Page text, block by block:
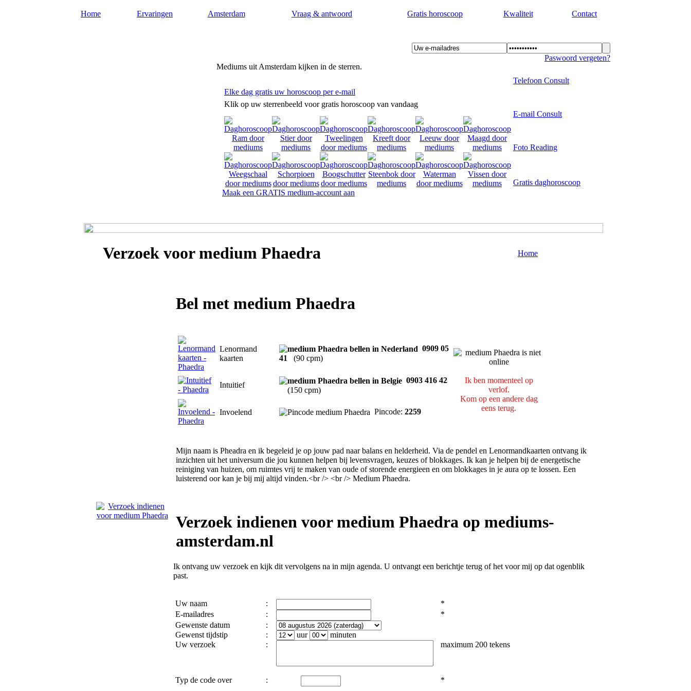
Home Ervaringen Amsterdam Vraag & antwoord Gratis horoscoop Kwaliteit Contact
Mediums uit Amsterdam kijken in de sterren.
Paswoord vergeten?
Elke dag gratis uw horoscoop per e-mail
Klik op uw sterrenbeeld voor gratis horoscoop van vandaag
Maak een GRATIS medium-account aan
Telefoon Consult
E-mail Consult
Foto Reading
Gratis daghoroscoop
Verzoek voormedium Phaedra Home
Bel met medium Phaedra
Lenormand
kaarten
0909 05
41
(90 cpm)
Ik ben momenteel op
verlof.
Kom op een andere dag
eens terug.
Intuitief
0903 416 42
(150 cpm)
Invoelend Pincode: 2259
Mijn naam is Pheadra en ik begeleid je op jouw pad naar balans en helderheid. Via de pendel en Lenormandkaarten ontvang ik
inzichten uit het universum die jou kunnen helpen bij levensvragen, keuzes of blokkages. Ik kan je helpen bij de energetische
reiniging van huizen, om ruimtes vrij te maken van oude of storende energieen en om blokkages in je aura op te lossen. Een
luisterend oor kan je bij mij altijd vinden.<br /> <br /> Medium Phaedra.
Verzoek indienen voor medium Phaedra op mediums-
amsterdam.nl
Ik ontvang uw verzoek en kijk dit vervolgens na in mijn agenda. U ontvangt een berichtje terug of het voor mij op dat ogenblik
past.
Uw naam :
*
E-mailadres
:
*
Gewenste datum
:
Gewenst tijdstip
: uur
minuten
Uw verzoek
: maximum 200 tekens
Typ de code over : *